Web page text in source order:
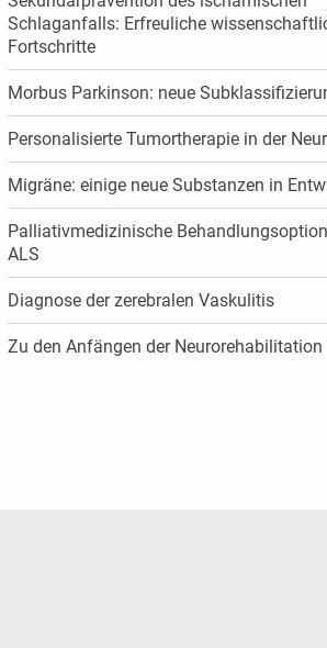
Schlaganfalls: Erfreuliche
Fortschritte
Morbus Parkinson: neue
Personalisierte Tumortherapie in der
Migräne: einige neue Substanzen in
Palliativmedizinische
ALS
Diagnose der zerebralen Vaskulitis
Zu den Anfängen der Neurorehabilitation